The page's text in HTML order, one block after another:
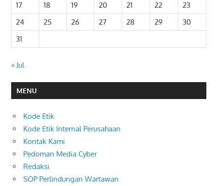
17
18 19 20 21 22
23
24
25 26 27 28 29
30
31
« Jul
MENU
Kode Etik
Kode Etik Internal Perusahaan
Kontak Kami
Pedoman Media Cyber
Redaksi
SOP Perlindungan Wartawan